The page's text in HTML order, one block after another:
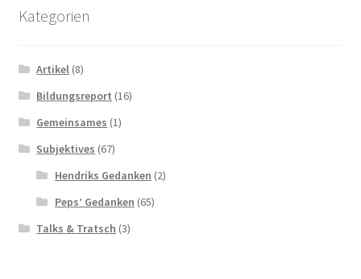
Kategorien
Artikel (8)
Bildungsreport (16)
Gemeinsames (1)
Subjektives (67)
Hendriks Gedanken (2)
Peps’ Gedanken (65)
Talks & Tratsch (3)